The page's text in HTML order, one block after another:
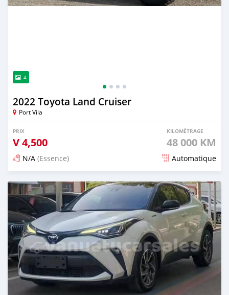
4
2022 Toyota Land Cruiser
Port Vila
PRIX
V4,500
KILOMÉTRAGE
48 000 KM
N/A (Essence) Automatique
Publié il y a 15 jours